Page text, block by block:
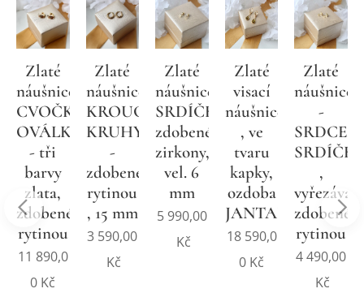
Zlaté
náušnice,
CVOČKY,
OVÁLKY
- tři
barvy
zlata,
zdobené
rytinou
11 890,0
0 Kč
Zlaté
náušnice
KROUCENÉ
KRUHY/KROUŽKY
-
zdobené
rytinou
, 15 mm
3 590,00
Kč
Zlaté
náušnice,
SRDÍČKA,
zdobené
zirkony,
vel. 6
mm
5 990,00
Kč
Zlaté
visací
náušnice
, ve
tvaru
kapky,
ozdoba
JANTAR
18 590,0
0 Kč
Zlaté
náušnice
-
SRDCE,
,
zdobené
rytinou
4 490,00
Kč